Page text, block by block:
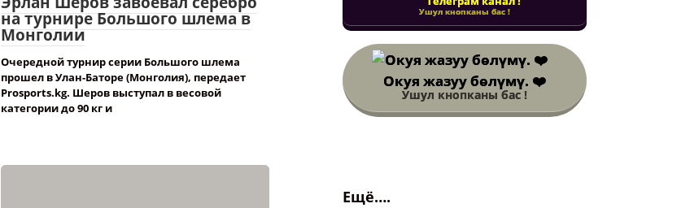
на турнире Большого шлема в
Монголии
Очередной турнир серии Большого шлема
прошел в Улан-Баторе (Монголия), передает
Prosports.kg. Шеров выступал в весовой
категории до 90 кг и
Ушул кнопканы бас !
Окуя жазуу бөлүмү. ❤️
Ушул кнопканы бас !
Ещё….